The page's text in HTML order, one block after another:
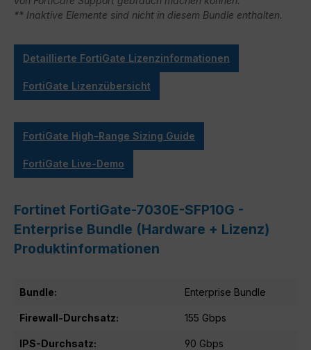
** Inaktive Elemente sind nicht in diesem Bundle enthalten.
Detaillierte FortiGate Lizenzinformationen
FortiGate Lizenzübersicht
FortiGate High-Range Sizing Guide
FortiGate Live-Demo
Fortinet FortiGate-7030E-SFP10G -
Enterprise Bundle (Hardware + Lizenz)
Produktinformationen
Bundle: Enterprise Bundle
Firewall-Durchsatz: 155 Gbps
IPS-Durchsatz: 90 Gbps